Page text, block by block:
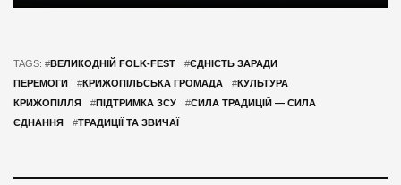
TAGS: #ВЕЛИКОДНІЙ FOLK-FEST #ЄДНІСТЬ ЗАРАДИ
ПЕРЕМОГИ
#КРИЖОПІЛЬСЬКА ГРОМАДА #КУЛЬТУРА
КРИЖОПІЛЛЯ
#ПІДТРИМКА ЗСУ #СИЛА ТРАДИЦІЙ — СИЛА
ЄДНАННЯ
#ТРАДИЦІЇ ТА ЗВИЧАЇ